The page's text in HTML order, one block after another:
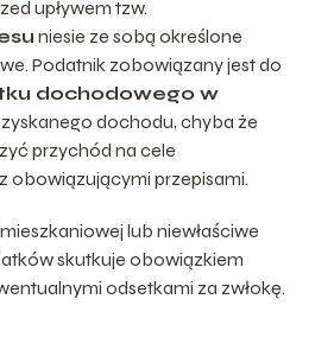
upływem tzw.
niesie ze sobą określone
Podatnik zobowiązany jest do
dochodowego w
dochodu, chyba że
przychód na cele
obowiązującymi przepisami.
lub niewłaściwe
skutkuje obowiązkiem
odsetkami za zwłokę.